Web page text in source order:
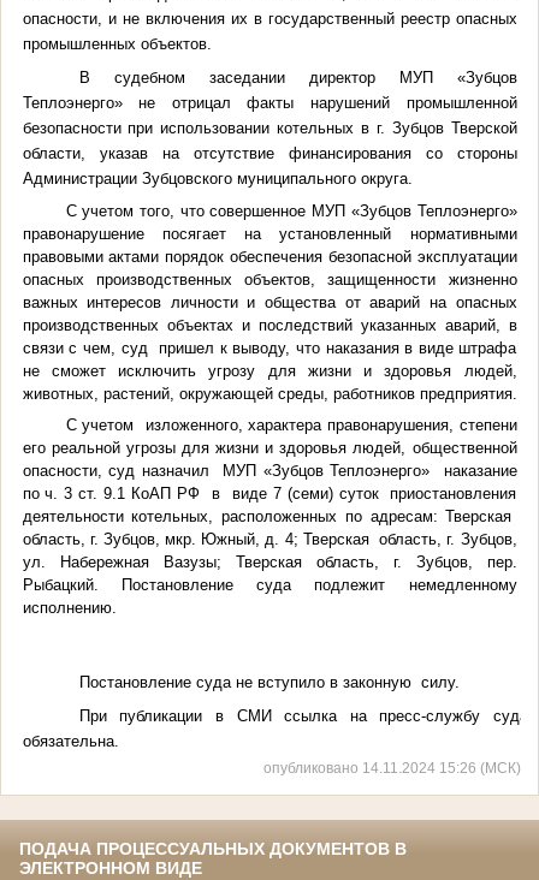
опасности, и не включения их в государственный реестр опасных
промышленных объектов.
В судебном заседании директор МУП «Зубцов
Теплоэнерго» не отрицал факты нарушений промышленной
безопасности при использовании котельных в г. Зубцов Тверской
области, указав на отсутствие финансирования со стороны
Администрации Зубцовского муниципального округа.
С учетом того, что совершенное МУП «Зубцов Теплоэнерго»
правонарушение посягает на установленный нормативными
правовыми актами порядок обеспечения безопасной эксплуатации
опасных производственных объектов, защищенности жизненно
важных интересов личности и общества от аварий на опасных
производственных объектах и последствий указанных аварий, в
связи с чем, суд пришел к выводу, что наказания в виде штрафа
не сможет исключить угрозу для жизни и здоровья людей,
животных, растений, окружающей среды, работников предприятия.
С учетом изложенного, характера правонарушения, степени
его реальной угрозы для жизни и здоровья людей, общественной
опасности, суд назначил МУП «Зубцов Теплоэнерго» наказание
по ч. 3 ст. 9.1 КоАП РФ в виде 7 (семи) суток приостановления
деятельности котельных, расположенных по адресам: Тверская
область, г. Зубцов, мкр. Южный, д. 4; Тверская область, г. Зубцов,
ул. Набережная Вазузы; Тверская область, г. Зубцов, пер.
Рыбацкий. Постановление суда подлежит немедленному
исполнению.
Постановление суда не вступило в законную силу.
При публикации в СМИ ссылка на пресс-службу суда
обязательна.
опубликовано 14.11.2024 15:26 (МСК)
ПОДАЧА ПРОЦЕССУАЛЬНЫХ ДОКУМЕНТОВ В
ЭЛЕКТРОННОМ ВИДЕ